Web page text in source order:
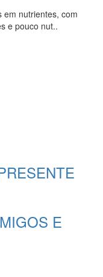
em nutrientes, com
e pouco nut..
E